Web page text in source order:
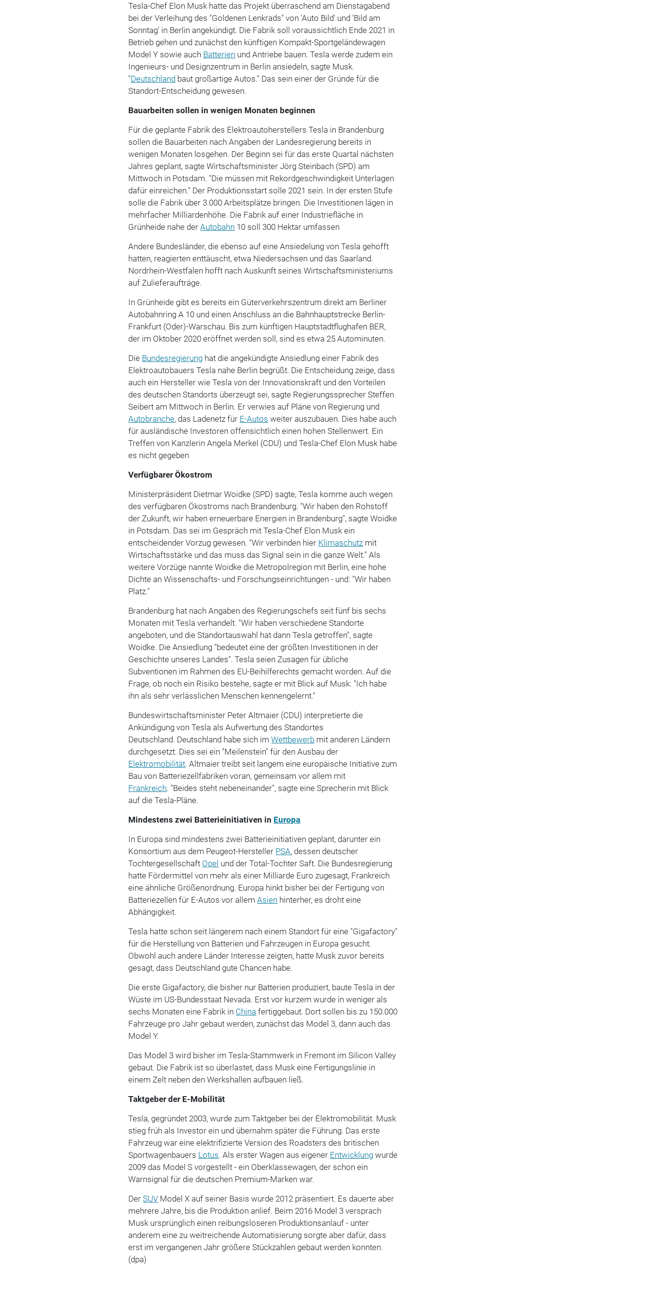
Tesla-Chef Elon Musk hatte das Projekt überraschend am Dienstagabend
bei der Verleihung des "Goldenen Lenkrads" von 'Auto Bild' und 'Bild am
Sonntag' in Berlin angekündigt. Die Fabrik soll voraussichtlich Ende 2021 in
Betrieb gehen und zunächst den künftigen Kompakt-Sportgeländewagen
Model Y sowie auch Batterien und Antriebe bauen. Tesla werde zudem ein
Ingenieurs- und Designzentrum in Berlin ansiedeln, sagte Musk.
"Deutschland baut großartige Autos." Das sein einer der Gründe für die
Standort-Entscheidung gewesen.
Bauarbeiten sollen in wenigen Monaten beginnen
Für die geplante Fabrik des Elektroautoherstellers Tesla in Brandenburg
sollen die Bauarbeiten nach Angaben der Landesregierung bereits in
wenigen Monaten losgehen. Der Beginn sei für das erste Quartal nächsten
Jahres geplant, sagte Wirtschaftsminister Jörg Steinbach (SPD) am
Mittwoch in Potsdam. "Die müssen mit Rekordgeschwindigkeit Unterlagen
dafür einreichen." Der Produktionsstart solle 2021 sein. In der ersten Stufe
solle die Fabrik über 3.000 Arbeitsplätze bringen. Die Investitionen lägen in
mehrfacher Milliardenhöhe. Die Fabrik auf einer Industriefläche in
Grünheide nahe derAutobahn 10 soll 300 Hektar umfassen
Andere Bundesländer, die ebenso auf eine Ansiedelung von Tesla gehofft
hatten, reagierten enttäuscht, etwa Niedersachsen und das Saarland.
Nordrhein-Westfalen hofft nach Auskunft seines Wirtschaftsministeriums
auf Zulieferaufträge.
In Grünheide gibt es bereits ein Güterverkehrszentrum direkt am Berliner
Autobahnring A 10 und einen Anschluss an die Bahnhauptstrecke Berlin-
Frankfurt (Oder)-Warschau. Bis zum künftigen Hauptstadtflughafen BER,
der im Oktober 2020 eröffnet werden soll, sind es etwa 25 Autominuten.
Die Bundesregierung hat die angekündigte Ansiedlung einer Fabrik des
Elektroautobauers Tesla nahe Berlin begrüßt. Die Entscheidung zeige, dass
auch ein Hersteller wie Tesla von der Innovationskraft und den Vorteilen
des deutschen Standorts überzeugt sei, sagte Regierungssprecher Steffen
Seibert am Mittwoch in Berlin. Er verwies auf Pläne von Regierung und
Autobranche, das Ladenetz für E-Autos weiter auszubauen. Dies habe auch
für ausländische Investoren offensichtlich einen hohen Stellenwert. Ein
Treffen von Kanzlerin Angela Merkel (CDU) und Tesla-Chef Elon Musk habe
es nicht gegeben
Verfügbarer Ökostrom
Ministerpräsident Dietmar Woidke (SPD) sagte, Tesla komme auch wegen
des verfügbaren Ökostroms nach Brandenburg. "Wir haben den Rohstoff
der Zukunft, wir haben erneuerbare Energien in Brandenburg", sagte Woidke
in Potsdam. Das sei im Gespräch mit Tesla-Chef Elon Musk ein
entscheidender Vorzug gewesen. "Wir verbinden hier Klimaschutz mit
Wirtschaftsstärke und das muss das Signal sein in die ganze Welt." Als
weitere Vorzüge nannte Woidke die Metropolregion mit Berlin, eine hohe
Dichte an Wissenschafts- und Forschungseinrichtungen - und: "Wir haben
Platz."
Brandenburg hat nach Angaben des Regierungschefs seit fünf bis sechs
Monaten mit Tesla verhandelt. "Wir haben verschiedene Standorte
angeboten, und die Standortauswahl hat dann Tesla getroffen", sagte
Woidke. Die Ansiedlung "bedeutet eine der größten Investitionen in der
Geschichte unseres Landes". Tesla seien Zusagen für übliche
Subventionen im Rahmen des EU-Beihilferechts gemacht worden. Auf die
Frage, ob noch ein Risiko bestehe, sagte er mit Blick auf Musk: "Ich habe
ihn als sehr verlässlichen Menschen kennengelernt."
Bundeswirtschaftsminister Peter Altmaier (CDU) interpretierte die
Ankündigung von Tesla als Aufwertung des Standortes
Deutschland. Deutschland habe sich imWettbewerb mit anderen Ländern
durchgesetzt. Dies sei ein "Meilenstein" für den Ausbau der
Elektromobilität. Altmaier treibt seit langem eine europäische Initiative zum
Bau von Batteriezellfabriken voran, gemeinsam vor allem mit
Frankreich. "Beides steht nebeneinander", sagte eine Sprecherin mit Blick
auf die Tesla-Pläne.
Mindestens zwei Batterieinitiativen in Europa
In Europa sind mindestens zwei Batterieinitiativen geplant, darunter ein
Konsortium aus dem Peugeot-Hersteller PSA, dessen deutscher
Tochtergesellschaft Opel und der Total-Tochter Saft. Die Bundesregierung
hatte Fördermittel von mehr als einer Milliarde Euro zugesagt, Frankreich
eine ähnliche Größenordnung. Europa hinkt bisher bei der Fertigung von
Batteriezellen für E-Autos vor allemAsien hinterher, es droht eine
Abhängigkeit.
Tesla hatte schon seit längerem nach einem Standort für eine "Gigafactory"
für die Herstellung von Batterien und Fahrzeugen in Europa gesucht.
Obwohl auch andere Länder Interesse zeigten, hatte Musk zuvor bereits
gesagt, dass Deutschland gute Chancen habe.
Die erste Gigafactory, die bisher nur Batterien produziert, baute Tesla in der
Wüste im US-Bundesstaat Nevada. Erst vor kurzem wurde in weniger als
sechs Monaten eine Fabrik in China fertiggebaut. Dort sollen bis zu 150.000
Fahrzeuge pro Jahr gebaut werden, zunächst das Model 3, dann auch das
Model Y.
Das Model 3 wird bisher im Tesla-Stammwerk in Fremont im Silicon Valley
gebaut. Die Fabrik ist so überlastet, dass Musk eine Fertigungslinie in
einem Zelt neben den Werkshallen aufbauen ließ.
Taktgeber der E-Mobilität
Tesla, gegründet 2003, wurde zum Taktgeber bei der Elektromobilität. Musk
stieg früh als Investor ein und übernahm später die Führung. Das erste
Fahrzeug war eine elektrifizierte Version des Roadsters des britischen
Sportwagenbauers Lotus. Als erster Wagen aus eigener Entwicklung wurde
2009 das Model S vorgestellt - ein Oberklassewagen, der schon ein
Warnsignal für die deutschen Premium-Marken war.
DerSUV Model X auf seiner Basis wurde 2012 präsentiert. Es dauerte aber
mehrere Jahre, bis die Produktion anlief. Beim 2016 Model 3 versprach
Musk ursprünglich einen reibungsloseren Produktionsanlauf - unter
anderem eine zu weitreichende Automatisierung sorgte aber dafür, dass
erst im vergangenen Jahr größere Stückzahlen gebaut werden konnten.
(dpa)